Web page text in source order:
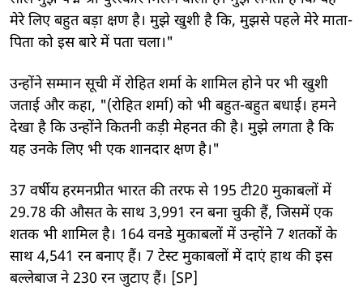
मेरे लिए बहुत बड़ा क्षण है। मुझे खुशी है कि, मुझसे पहले मेरे माता-
पिता को इस बारे में पता चला।"
उन्होंने सम्मान सूची में रोहित शर्मा के शामिल होने पर भी खुशी
जताई और कहा, "(रोहित शर्मा) को भी बहुत-बहुत बधाई। हमने
देखा है कि उन्होंने कितनी कड़ी मेहनत की है। मुझे लगता है कि
यह उनके लिए भी एक शानदार क्षण है।"
37 वर्षीय हरमनप्रीत भारत की तरफ से 195 टी20 मुकाबलों में
29.78 की औसत के साथ 3,991 रन बना चुकी हैं, जिसमें एक
शतक भी शामिल है। 164 वनडे मुकाबलों में उन्होंने 7 शतकों के
साथ 4,541 रन बनाए हैं। 7 टेस्ट मुकाबलों में दाएं हाथ की इस
बल्लेबाज ने 230 रन जुटाए हैं। [SP]